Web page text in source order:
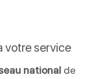
votre service
nationalde